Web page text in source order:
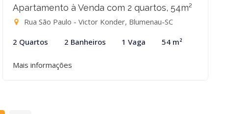
Apartamento à Venda com 2 quartos, 54m²
Rua São Paulo - Victor Konder, Blumenau-SC
2 Quartos 2 Banheiros 1 Vaga 54 m²
Mais informações